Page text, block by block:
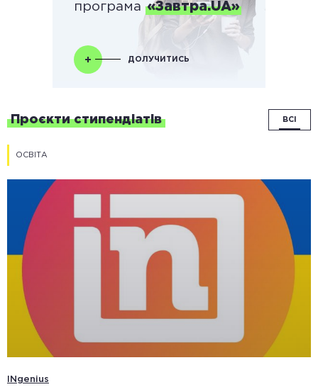
програма «Завтра.UA»
ДОЛУЧИТИСЬ
Проєкти стипендіатів ВСІ
ОСВІТА
INgenius